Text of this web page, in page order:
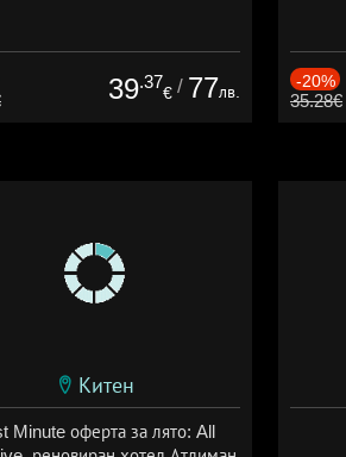
39.37
€ / 77лв.
-20%
35.28€
Китен
Minute оферта за лято: All